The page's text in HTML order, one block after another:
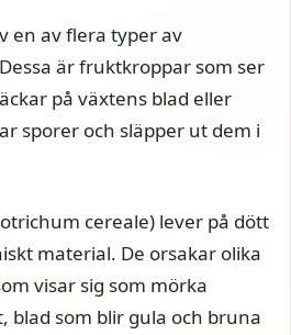
en av flera typer av
är fruktkroppar som ser
på växtens blad eller
sporer och släpper ut dem i
cereale) lever på dött
material. De orsakar olika
visar sig som mörka
blad som blir gula och bruna